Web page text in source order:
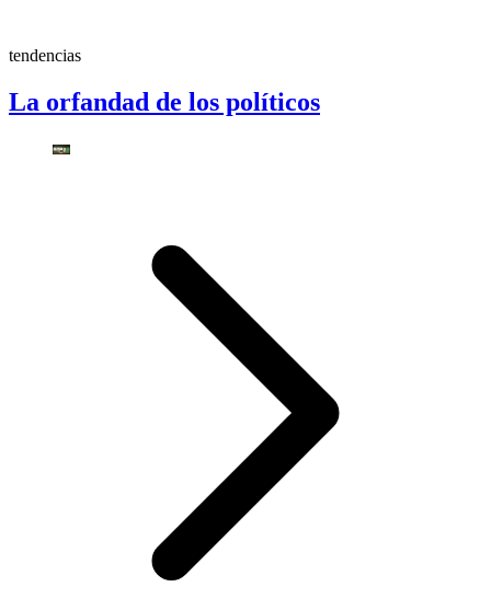
tendencias
La orfandad de los políticos